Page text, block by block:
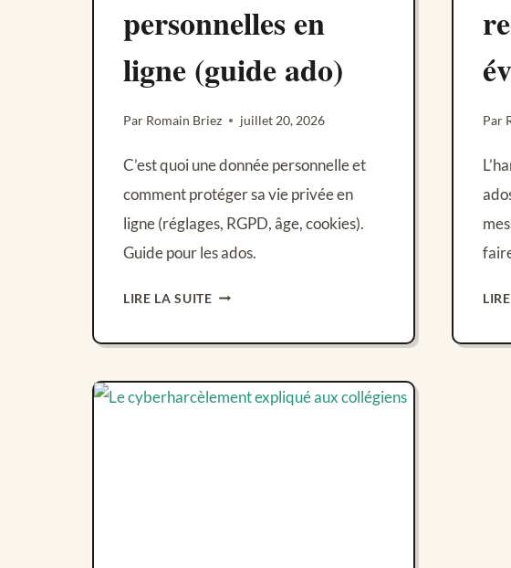
personnelles en
ligne (guide ado)
Par Romain Briez juillet 20, 2026
C’est quoi une donnée personnelle et
comment protéger sa vie privée en
ligne (réglages, RGPD, âge, cookies).
Guide pour les ados.
LIRE LA SUITEPROTÉGER
PERSONNELLES
Par